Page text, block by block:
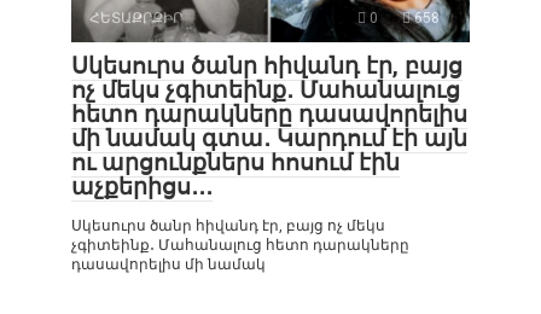
ՀԵՏԱՔՐՔԻՐ 0 658
Սկեսուրս ծանր հիվանդ էր, բայց
ոչ մեկս չգիտեինք․ Մահանալուց
հետո դարակները դասավորելիս
մի նամակ գտա․ Կարդում էի այն
ու արցունքներս հոսում էին
աչքերիցս․․․
Սկեսուրս ծանր հիվանդ էր, բայց ոչ մեկս
չգիտեինք․ Մահանալուց հետո դարակները
դասավորելիս մի նամակ